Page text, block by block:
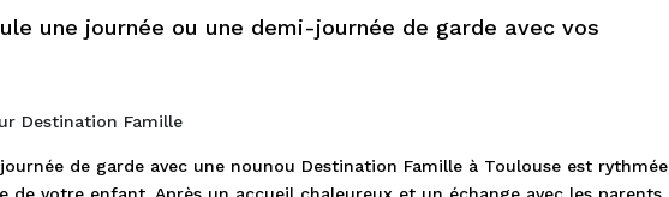
une journée ou une demi-journée de garde avec vos
Destination Famille
de garde avec une nounou Destination Famille à Toulouse est rythmée